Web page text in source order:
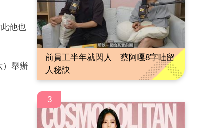
他也
）舉辦
前員工半年就閃人 蔡阿嘎8字吐留
人秘訣
3